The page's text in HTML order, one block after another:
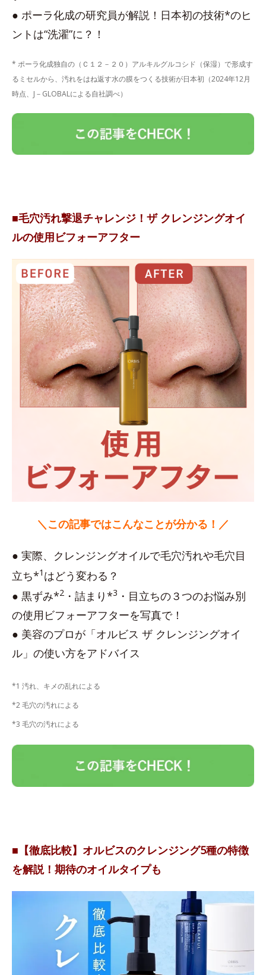
● ポーラ化成の研究員が解説！日本初の技術*のヒ
ントは“洗濯”に？！
* ポーラ化成独自の（Ｃ１２－２０）アルキルグルコシド（保湿）で形成す
るミセルから、汚れをはね返す水の膜をつくる技術が日本初（2024年12月
時点、J－GLOBALによる自社調べ）
■毛穴汚れ撃退チャレンジ！ザ クレンジングオイ
ルの使用ビフォーアフター
＼この記事ではこんなことが分かる！／
● 実際、クレンジングオイルで毛穴汚れや毛穴目
立ち*1 はどう変わる？
● 黒ずみ*2 ・詰まり*3 ・目立ちの３つのお悩み別
の使用ビフォーアフターを写真で！
● 美容のプロが「オルビス ザ クレンジングオイ
ル」の使い方をアドバイス
*1 汚れ、キメの乱れによる
*2 毛穴の汚れによる
*3 毛穴の汚れによる
■【徹底比較】オルビスのクレンジング5種の特徴
を解説！期待のオイルタイプも